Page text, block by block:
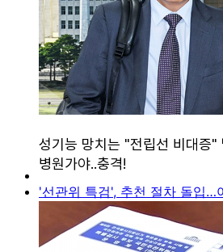
'선관위 특검', 추천 절차 돌입…